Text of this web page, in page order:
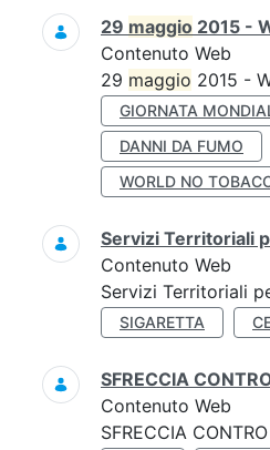
Ricerca
29 maggio 2015 -
Contenuto Web
29 maggio 2015 -
GIORNATA
DANNI DA FUMO
WORLD NO
Servizi Territoriali
Contenuto Web
Servizi Territoriali
SIGARETTA
SFRECCIA
Contenuto Web
SFRECCIA